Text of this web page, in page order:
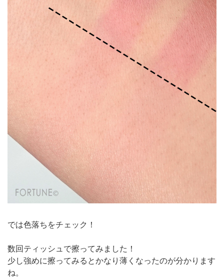
では色落ちをチェック！
数回ティッシュで擦ってみました！
少し強めに擦ってみるとかなり薄くなったのが分かります
ね。